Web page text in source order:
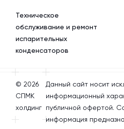
Техническое
обслуживание и ремонт
испарительных
конденсаторов
© 2026
СПМК
холдинг
Данный сайт носит
информационный
публичной офертой.
информация